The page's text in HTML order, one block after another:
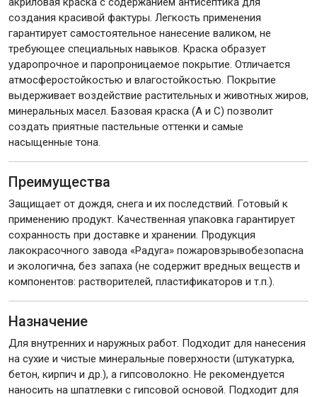
создания красивой фактуры. Легкость применения
гарантирует самостоятельное нанесение валиком, не
требующее специальных навыков. Краска образует
ударопрочное и паропроницаемое покрытие. Отличается
атмосферостойкостью и влагостойкостью. Покрытие
выдерживает воздействие растительных и животных жиров,
минеральных масел. Базовая краска (А и С) позволит
создать приятные пастельные оттенки и самые
насыщенные тона.
Преимущества
Защищает от дождя, снега и их последствий. Готовый к
применению продукт. Качественная упаковка гарантирует
сохранность при доставке и хранении. Продукция
лакокрасочного завода «Радуга» пожаровзрывобезопасна
и экологична, без запаха (не содержит вредных веществ и
компонентов: растворителей, пластификаторов и т.п.).
Назначение
Для внутренних и наружных работ. Подходит для нанесения
на сухие и чистые минеральные поверхности (штукатурка,
бетон, кирпич и др.), а гипсоволокно. Не рекомендуется
наносить на шпатлевки с гипсовой основой. Подходит для